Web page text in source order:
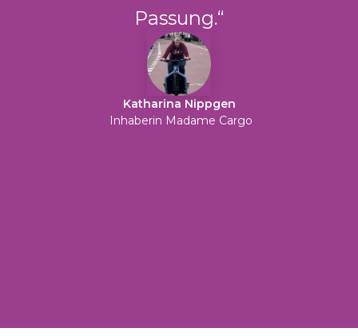
Passung.“
Katharina Nippgen
Inhaberin Madame Cargo